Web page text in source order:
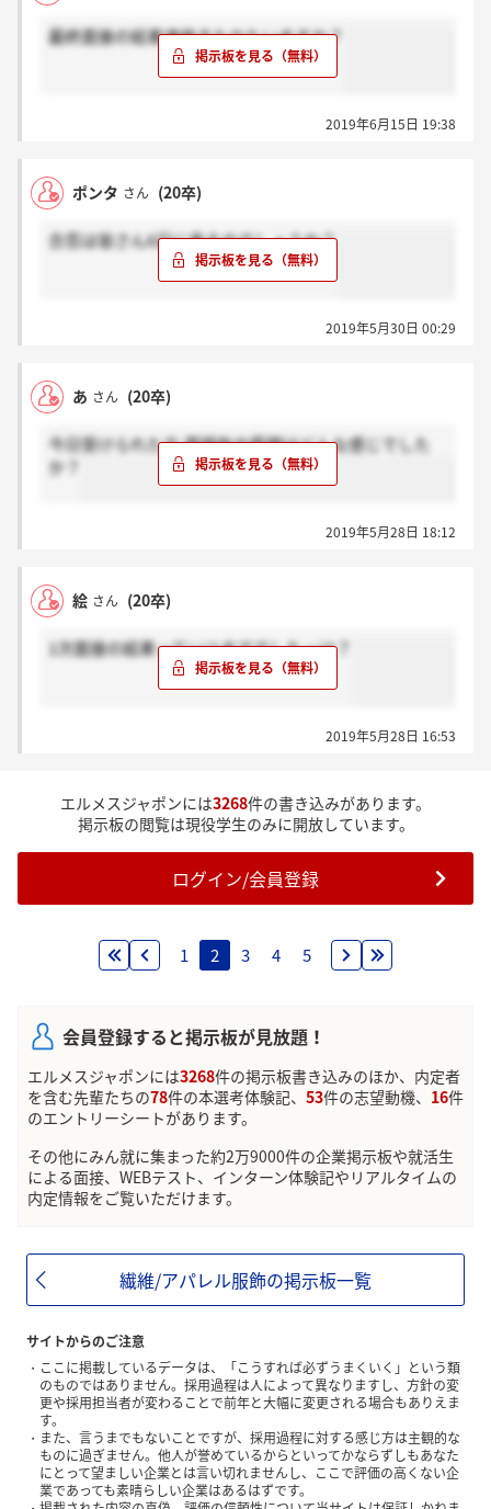
最終面接の結果連絡きたかたいますか？
2019年6月15日 19:38
ポンタ さん (20卒)
合否は皆さん6日に来るのでしょうか？
2019年5月30日 00:29
あ さん (20卒)
今日受けられた方 雰囲気や質問はどんな感じでした
か？
2019年5月28日 18:12
絵 さん (20卒)
1次面接の結果っていつまででしたっけ？
2019年5月28日 16:53
エルメスジャポンには3268件の書き込みがあります。
掲示板の閲覧は現役学生のみに開放しています。
ログイン/会員登録
1 2 3 4 5
会員登録すると掲示板が見放題！
エルメスジャポンには3268件の掲示板書き込みのほか、内定者
を含む先輩たちの78件の本選考体験記、 53件の志望動機、 16件
のエントリーシートがあります。
その他にみん就に集まった約2万9000件の企業掲示板や就活生
による面接、WEBテスト、インターン体験記やリアルタイムの
内定情報をご覧いただけます。
繊維/アパレル服飾の掲示板一覧
サイトからのご注意
ここに掲載しているデータは、「こうすれば必ずうまくいく」という類
のものではありません。採用過程は人によって異なりますし、方針の変
更や採用担当者が変わることで前年と大幅に変更される場合もありえま
す。
また、言うまでもないことですが、採用過程に対する感じ方は主観的な
ものに過ぎません。他人が誉めているからといってかならずしもあなた
にとって望ましい企業とは言い切れませんし、ここで評価の高くない企
業であっても素晴らしい企業はあるはずです。